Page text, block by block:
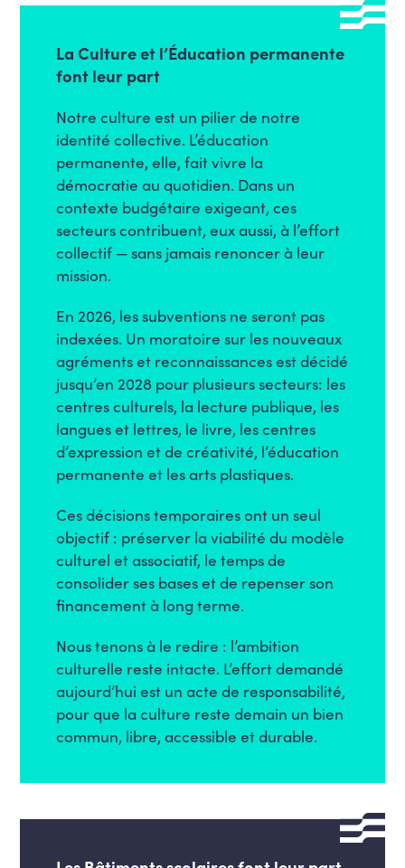
La Culture et l’Éducation permanente
font leur part
Notre culture est un pilier de notre
identité collective. L’éducation
permanente, elle, fait vivre la
démocratie au quotidien. Dans un
contexte budgétaire exigeant, ces
secteurs contribuent, eux aussi, à l’effort
collectif — sans jamais renoncer à leur
mission.
En 2026, les subventions ne seront pas
indexées. Un moratoire sur les nouveaux
agréments et reconnaissances est décidé
jusqu’en 2028 pour plusieurs secteurs: les
centres culturels, la lecture publique, les
langues et lettres, le livre, les centres
d’expression et de créativité, l’éducation
permanente et les arts plastiques.
Ces décisions temporaires ont un seul
objectif : préserver la viabilité du modèle
culturel et associatif, le temps de
consolider ses bases et de repenser son
financement à long terme.
Nous tenons à le redire : l’ambition
culturelle reste intacte. L’effort demandé
aujourd’hui est un acte de responsabilité,
pour que la culture reste demain un bien
commun, libre, accessible et durable.